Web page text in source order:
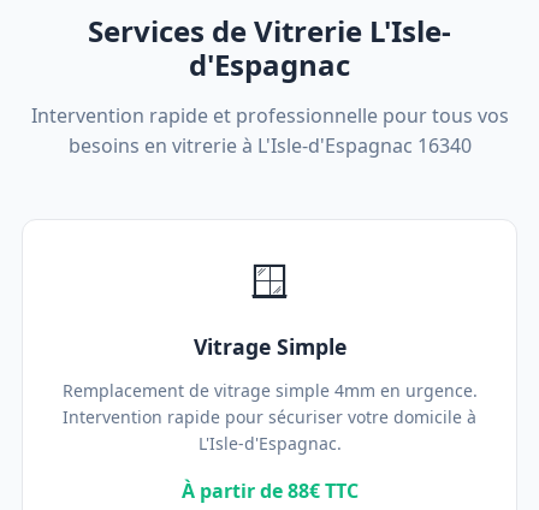
Services de Vitrerie L'Isle-
d'Espagnac
Intervention rapide et professionnelle pour tous vos
besoins en vitrerie à L'Isle-d'Espagnac 16340
🪟
Vitrage Simple
Remplacement de vitrage simple 4mm en urgence.
Intervention rapide pour sécuriser votre domicile à
L'Isle-d'Espagnac.
À partir de 88€ TTC